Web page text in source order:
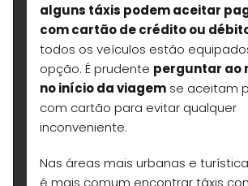
alguns táxis podem aceitar
com cartão de crédito ou
todos os veículos estão
opção. É prudente perguntar ao
no início da viagem se aceitam
com cartão para evitar qualquer
inconveniente.
Nas áreas mais urbanas e
é mais comum encontrar táxis